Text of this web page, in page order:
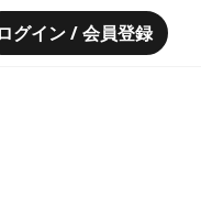
ログイン / 会員登録